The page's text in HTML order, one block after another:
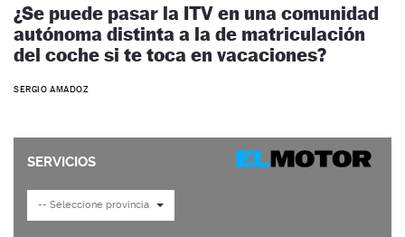
¿Se puede pasar la ITV en una comunidad
autónoma distinta a la de matriculación
del coche si te toca en vacaciones?
SERGIO AMADOZ